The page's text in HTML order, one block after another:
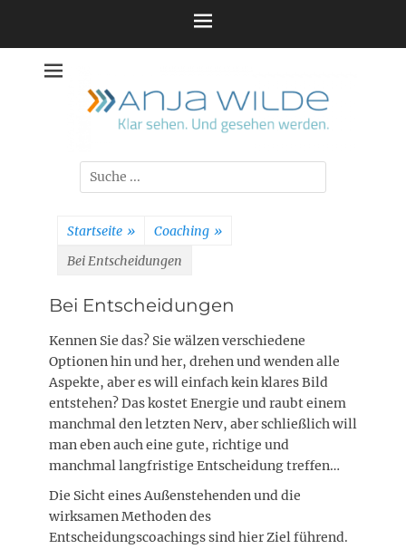
springen
Suche
nach:
Startseite » Coaching »
Bei Entscheidungen
Bei Entscheidungen
Kennen Sie das? Sie wälzen verschiedene
Optionen hin und her, drehen und wenden alle
Aspekte, aber es will einfach kein klares Bild
entstehen? Das kostet Energie und raubt einem
manchmal den letzten Nerv, aber schließlich will
man eben auch eine gute, richtige und
manchmal langfristige Entscheidung treffen…
Die Sicht eines Außenstehenden und die
wirksamen Methoden des
Entscheidungscoachings sind hier Ziel führend.